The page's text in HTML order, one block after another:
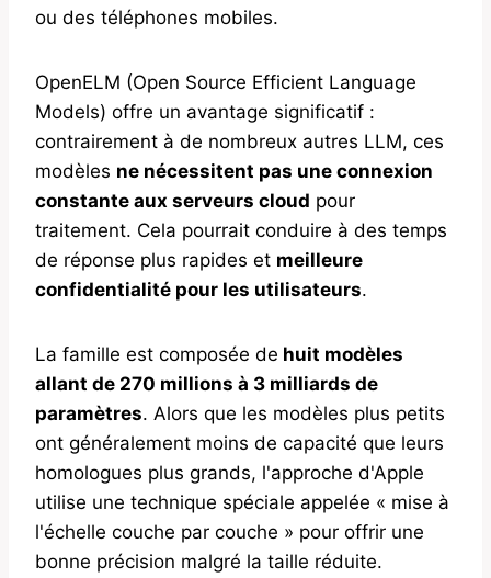
ou des téléphones mobiles.
OpenELM (Open Source Efficient Language
Models) offre un avantage significatif :
contrairement à de nombreux autres LLM, ces
modèles ne nécessitent pas une connexion
constante aux serveurs cloud pour
traitement. Cela pourrait conduire à des temps
de réponse plus rapides et meilleure
confidentialité pour les utilisateurs.
La famille est composée de huit modèles
allant de 270 millions à 3 milliards de
paramètres. Alors que les modèles plus petits
ont généralement moins de capacité que leurs
homologues plus grands, l'approche d'Apple
utilise une technique spéciale appelée « mise à
l'échelle couche par couche » pour offrir une
bonne précision malgré la taille réduite.